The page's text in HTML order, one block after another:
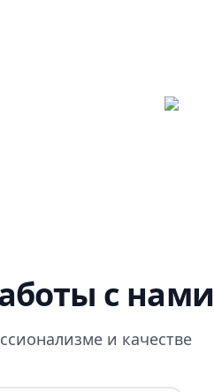
с нами
и качестве